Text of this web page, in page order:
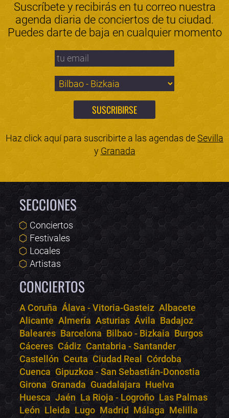
Suscríbete y recibirás en tu correo nuestra
agenda diaria de conciertos de tu ciudad.
Puedes darte de baja en cualquier momento
Haz click aquí para suscribirte a las agendas deSevilla
y Granada
SECCIONES
Conciertos
Festivales
Locales
Artistas
CONCIERTOS
A Coruña Álava - Vitoria-Gasteiz Albacete
Alicante Almería Asturias Ávila Badajoz
Baleares Barcelona Bilbao - Bizkaia Burgos
Cáceres Cádiz Cantabria - Santander
Castellón Ceuta Ciudad Real
Córdoba
Cuenca Gipuzkoa - San Sebastián-Donostia
Girona Granada Guadalajara Huelva
Huesca Jaén La Rioja - Logroño Las Palmas
León Lleida Lugo Madrid Málaga Melilla
Bololoco · conciertos.club
Online · Te ayudo a encontrar conciertos